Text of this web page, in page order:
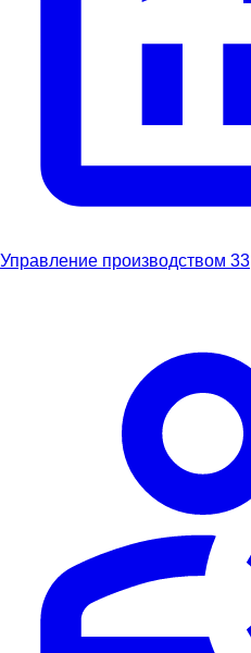
Управление производством 33